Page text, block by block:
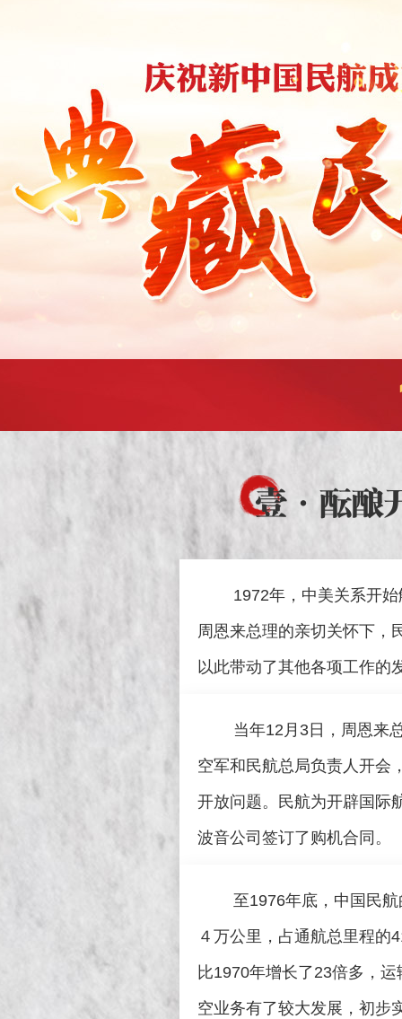
壹 ·酝酿
1972年，中美关系开始
周恩来总理的亲切关怀下，
以此带动了其他各项工作的
当年12 月 3 日，周恩来
空军和民航总局负责人开会
开放问题。民航为开辟国际
波音公司签订了购机合同。
至1976年底，中国民
４万公里，占通航总里程的
比1970年增长了23倍多，运
空业务有了较大发展，初步